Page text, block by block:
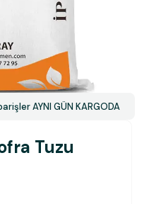
AYNI GÜN KARGODA
Tuzu